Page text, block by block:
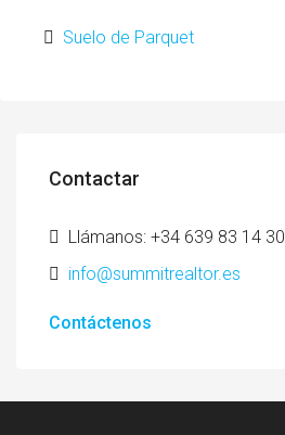
Suelo de Parquet
Contactar
Llámanos: +34 639 83 14 30
info@summitrealtor.es
Contáctenos